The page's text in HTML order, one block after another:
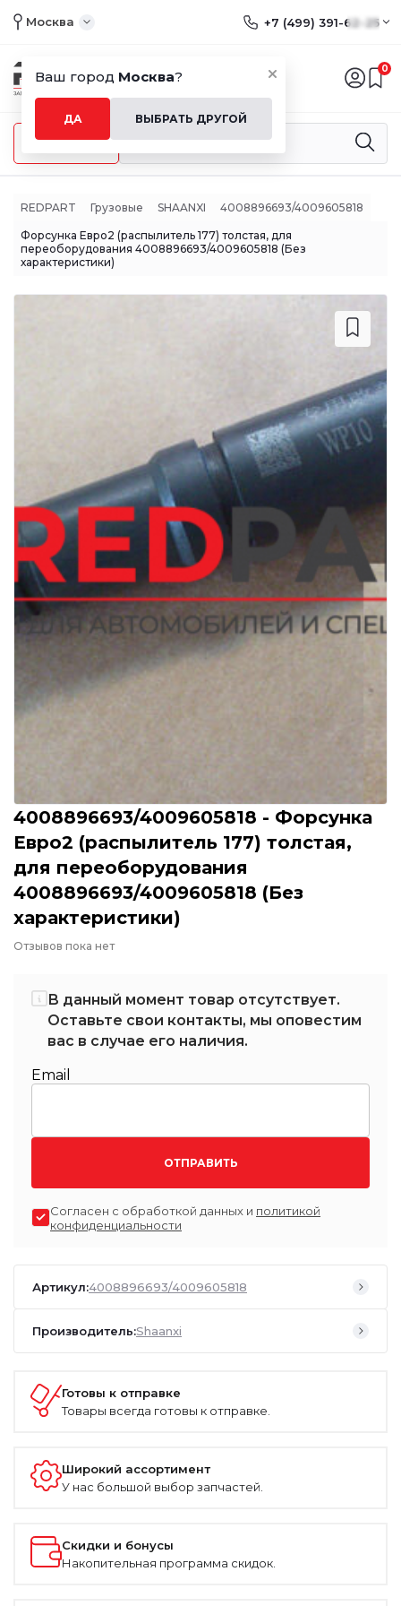
Ваш город Москва?
ДА ВЫБРАТЬ ДРУГОЙ
Москва +7 (499) 391-62-25
0
Меню
REDPART Грузовые SHAANXI 4008896693/4009605818
Форсунка Евро2 (распылитель 177) толстая, для
переоборудования 4008896693/4009605818 (Без
характеристики)
4008896693/4009605818 - Форсунка
Евро2 (распылитель 177) толстая,
для переоборудования
4008896693/4009605818 (Без
характеристики)
Отзывов пока нет
В данный момент товар отсутствует.
Оставьте свои контакты, мы оповестим
вас в случае его наличия.
Email
ОТПРАВИТЬ
Согласен с обработкой данных и политикой
конфиденциальности
Артикул:4008896693/4009605818
Производитель:Shaanxi
Готовы к отправке
Товары всегда готовы к отправке.
Широкий ассортимент
У нас большой выбор запчастей.
Скидки и бонусы
Накопительная программа скидок.